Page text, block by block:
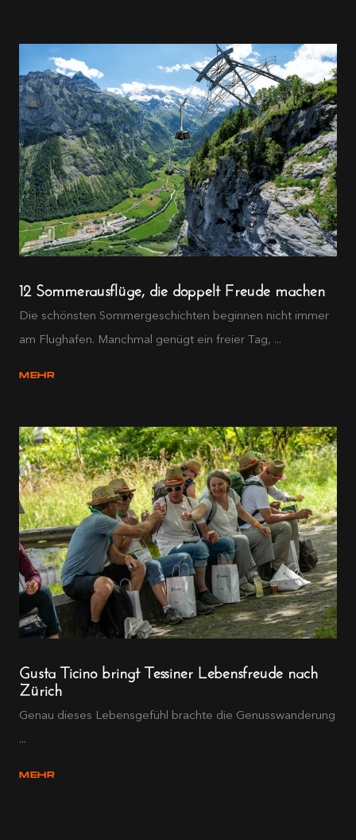
12 Sommerausflüge, die doppelt Freude machen
Die schönsten Sommergeschichten beginnen nicht immer
am Flughafen. Manchmal genügt ein freier Tag, ...
MEHR
Gusta Ticino bringt Tessiner Lebensfreude nach
Zürich
Genau dieses Lebensgefühl brachte die Genusswanderung
...
MEHR